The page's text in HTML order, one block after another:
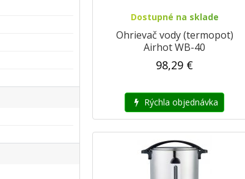
Dostupné na sklade
Ohrievač vody (termopot)
Airhot WB-40
98,29 €
Rýchla objednávka